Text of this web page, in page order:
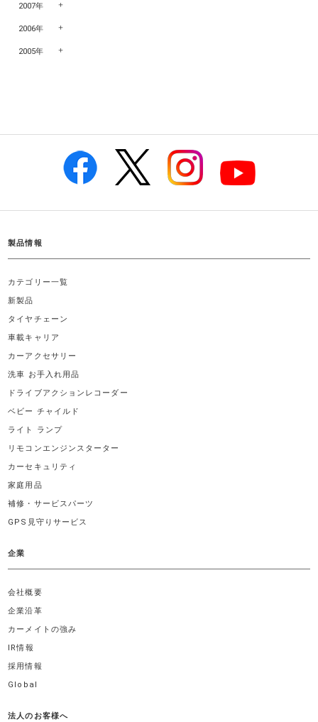
2007年
2006年
2005年
製品情報
カテゴリー一覧
新製品
タイヤチェーン
車載キャリア
カーアクセサリー
洗車 お手入れ用品
ドライブアクションレコーダー
ベビー チャイルド
ライト ランプ
リモコンエンジンスターター
カーセキュリティ
家庭用品
補修・サービスパーツ
GPS見守りサービス
企業
会社概要
企業沿革
カーメイトの強み
IR情報
採用情報
Global
法人のお客様へ